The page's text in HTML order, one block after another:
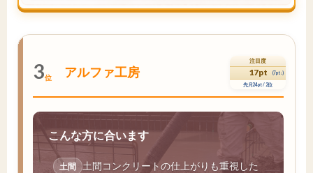
3位 アルファ工房
注目度
17pt (7pt↓)
先月24pt / 2位
こんな方に合います
土間
土間コンクリートの仕上がりも重視した